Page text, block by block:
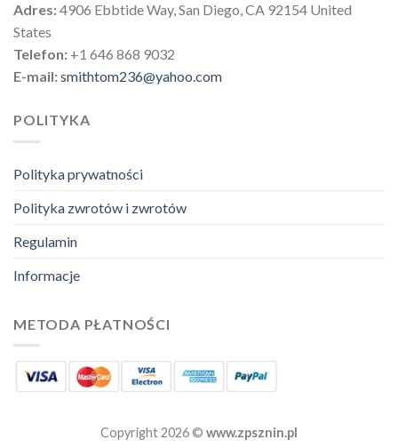
Adres:4906 Ebbtide Way, San Diego, CA 92154 United
States
Telefon: +1 646 868 9032
E-mail:smithtom236@yahoo.com
POLITYKA
Polityka prywatności
Polityka zwrotów i zwrotów
Regulamin
Informacje
METODA PŁATNOŚCI
Copyright 2026 © www.zpsznin.pl